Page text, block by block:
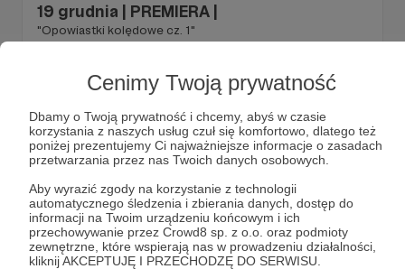
Cenimy Twoją prywatność
Dbamy o Twoją prywatność i chcemy, abyś w czasie
korzystania z naszych usług czuł się komfortowo, dlatego też
poniżej prezentujemy Ci najważniejsze informacje o zasadach
przetwarzania przez nas Twoich danych osobowych.
Aby wyrazić zgody na korzystanie z technologii
automatycznego śledzenia i zbierania danych, dostęp do
informacji na Twoim urządzeniu końcowym i ich
przechowywanie przez Crowd8 sp. z o.o. oraz podmioty
zewnętrzne, które wspierają nas w prowadzeniu działalności,
kliknij AKCEPTUJĘ I PRZECHODZĘ DO SERWISU.
19 grudnia | PREMIERA |
"Opowiastki kolędowe cz. 1"
#bajkaświąteczna